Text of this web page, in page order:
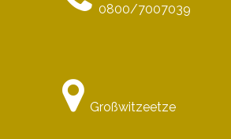
0800/7007039
Großwitzeetze